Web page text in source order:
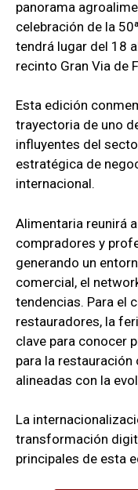
panorama
celebración de la
tendrá lugar del 18
recinto Gran Via de
Esta edición
trayectoria de uno
influyentes del
estratégica de
internacional.
Alimentaria reunirá
compradores y
generando un
comercial, el
tendencias. Para el
restauradores, la
clave para conocer
para la
alineadas con la
La
transformación
principales de esta